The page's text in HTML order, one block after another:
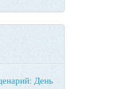
День